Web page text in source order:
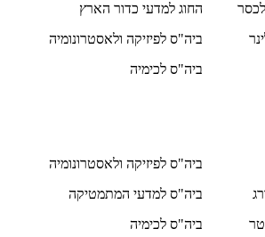
החוג למדעי כדור הארץ
ביה"ס לפיזיקה ולאסטרונומיה
ביה"ס לכימיה
ביה"ס לפיזיקה ולאסטרונומיה
ביה"ס למדעי המתמטיקה
ביה"ס לכימיה